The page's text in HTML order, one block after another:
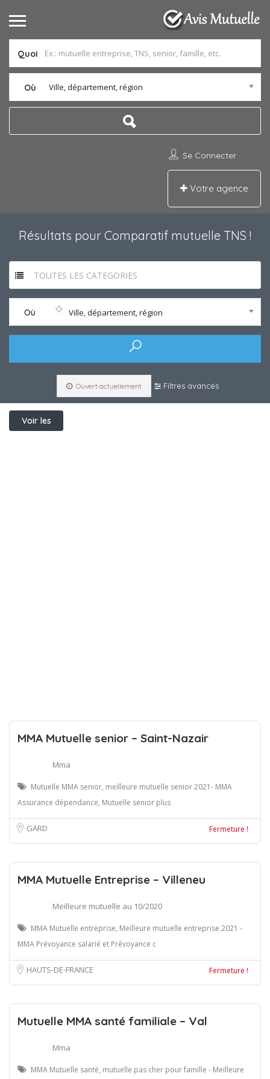
Quoi
Où Ville, département, région
Se Connecter
Votre agence
Résultats pour Comparatif mutuelle TNS !
TOUTES LES CATEGORIES
Où Ville, département, région
Ouvert actuellement Filtres avancés
Voir les
MMA Mutuelle senior – Saint-Nazair
Mma
Mutuelle MMA senior, meilleure mutuelle senior 2021- MMA
Assurance dépendance, Mutuelle senior plus
GARD Fermeture !
MMA Mutuelle Entreprise – Villeneu
Meilleure mutuelle au 10/2020
MMA Mutuelle entreprise, Meilleure mutuelle entreprise 2021 -
MMA Prévoyance salarié et Prévoyance c
HAUTS-DE-FRANCE Fermeture !
Mutuelle MMA santé familiale – Val
Mma
MMA Mutuelle santé, mutuelle pas cher pour famille - Meilleure